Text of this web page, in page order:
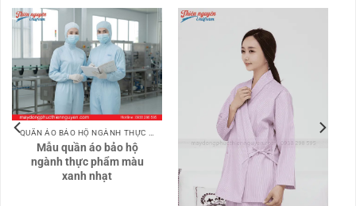
QUẦN ÁO BẢO HỘ NGÀNH THỰC PHẨM
Mẫu quần áo bảo hộ
ngành thực phẩm màu
xanh nhạt